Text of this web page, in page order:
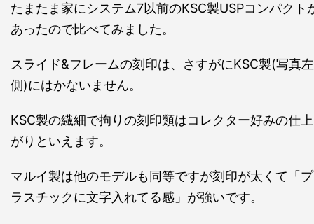
たまたま家にシステム7以前のKSC製USPコンパクト
あったので比べてみました。
スライド&フレームの刻印は、さすがにKSC製(写真左
側)にはかないません。
KSC製の繊細で拘りの刻印類はコレクター好みの仕上
がりといえます。
マルイ製は他のモデルも同等ですが刻印が太くて「プ
ラスチックに文字入れてる感」が強いです。